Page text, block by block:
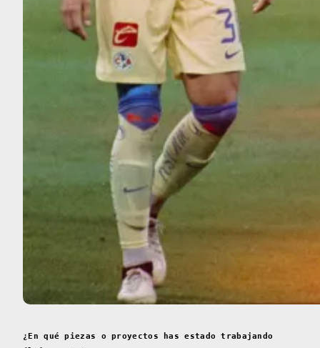
¿En qué piezas o proyectos has estado trabajando